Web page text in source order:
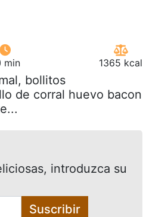
min 1365 kcal
bollitos
de corral huevo bacon
introduzca su
Suscribir